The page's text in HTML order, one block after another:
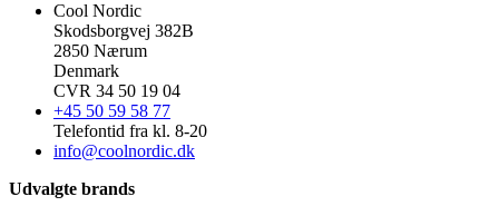
Cool Nordic
Skodsborgvej 382B
2850 Nærum
Denmark
CVR 34 50 19 04
+45 50 59 58 77
Telefontid fra kl. 8-20
info@coolnordic.dk
Udvalgte brands